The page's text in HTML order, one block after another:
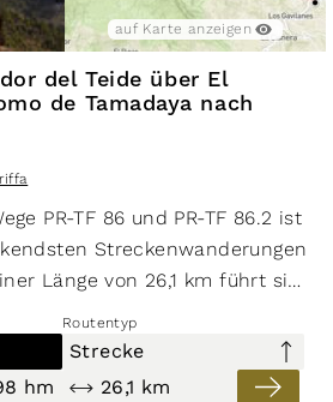
auf Karte anzeigen
del Teide über El
de Tamadaya nach
PR-TF 86 und PR-TF 86.2 ist
Streckenwanderungen
Länge von 26,1 km führt sie
Lomo de Tamadaya nach
Erlebnis ist die
Routentyp
Strecke
hm 26,1 km